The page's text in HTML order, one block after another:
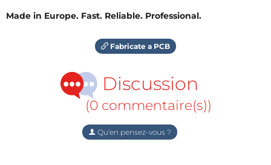
Made in Europe. Fast. Reliable. Professional.
Fabricate a PCB
Discussion
(0 commentaire(s))
Qu'en pensez-vous ?